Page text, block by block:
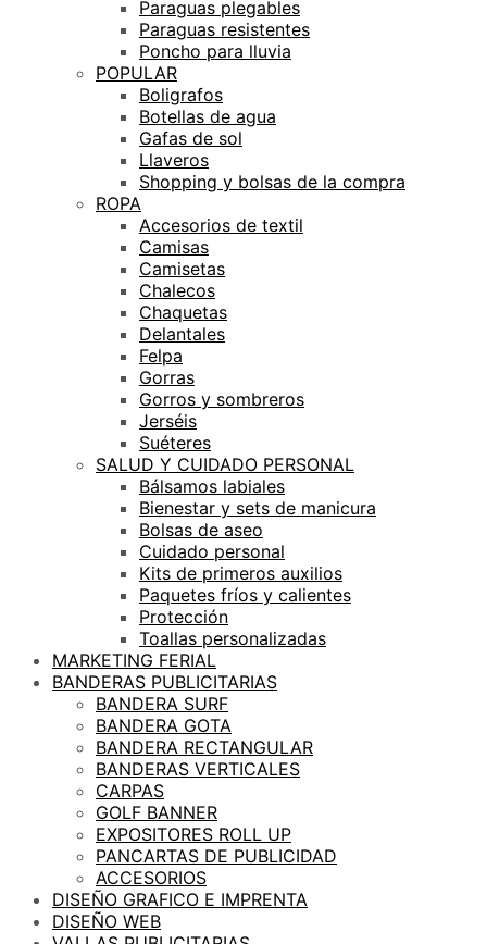
Paraguas plegables
Paraguas resistentes
Poncho para lluvia
POPULAR
Boligrafos
Botellas de agua
Gafas de sol
Llaveros
Shopping y bolsas de la compra
ROPA
Accesorios de textil
Camisas
Camisetas
Chalecos
Chaquetas
Delantales
Felpa
Gorras
Gorros y sombreros
Jerséis
Suéteres
SALUD Y CUIDADO PERSONAL
Bálsamos labiales
Bienestar y sets de manicura
Bolsas de aseo
Cuidado personal
Kits de primeros auxilios
Paquetes fríos y calientes
Protección
Toallas personalizadas
MARKETING FERIAL
BANDERAS PUBLICITARIAS
BANDERA SURF
BANDERA GOTA
BANDERA RECTANGULAR
BANDERAS VERTICALES
CARPAS
GOLF BANNER
EXPOSITORES ROLL UP
PANCARTAS DE PUBLICIDAD
ACCESORIOS
DISEÑO GRAFICO E IMPRENTA
DISEÑO WEB